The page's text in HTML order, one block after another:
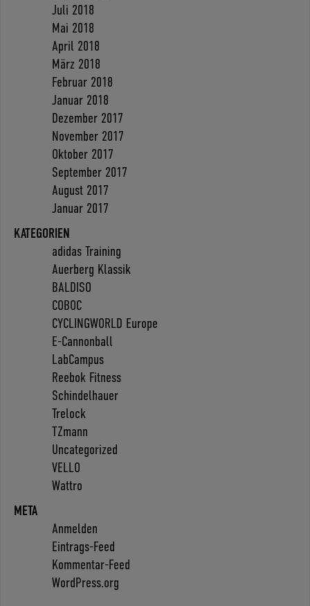
Juli 2018
Mai 2018
April 2018
März 2018
Februar 2018
Januar 2018
Dezember 2017
November 2017
Oktober 2017
September 2017
August 2017
Januar 2017
KATEGORIEN
adidas Training
Auerberg Klassik
BALDISO
COBOC
CYCLINGWORLD Europe
E-Cannonball
LabCampus
Reebok Fitness
Schindelhauer
Trelock
TZmann
Uncategorized
VELLO
Wattro
META
Anmelden
Eintrags-Feed
Kommentar-Feed
WordPress.org